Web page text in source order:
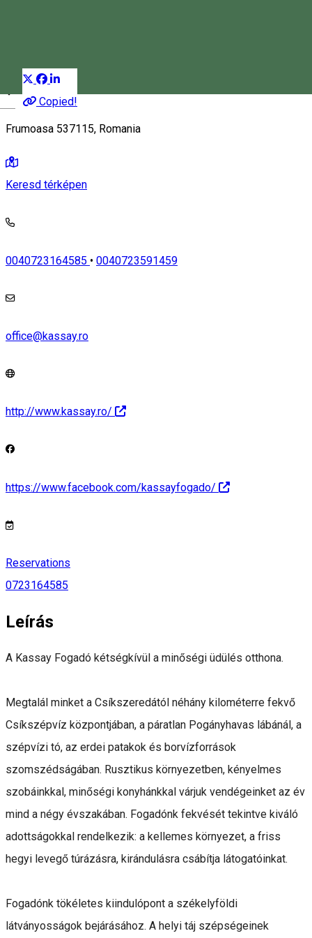
Magyar Copied!
Frumoasa 537115, Romania
Keresd térképen
0040723164585 • 0040723591459
office@kassay.ro
http://www.kassay.ro/
https://www.facebook.com/kassayfogado/
Reservations
0723164585
Leírás
A Kassay Fogadó kétségkívül a minőségi üdülés otthona.
Megtalál minket a Csíkszeredától néhány kilométerre fekvő
Csíkszépvíz központjában, a páratlan Pogányhavas lábánál, a
szépvízi tó, az erdei patakok és borvízforrások
szomszédságában. Rusztikus környezetben, kényelmes
szobáinkkal, minőségi konyhánkkal várjuk vendégeinket az év
mind a négy évszakában. Fogadónk fekvését tekintve kiváló
adottságokkal rendelkezik: a kellemes környezet, a friss
hegyi levegő túrázásra, kirándulásra csábítja látogatóinkat.
Fogadónk tökéletes kiindulópont a székelyföldi
látványosságok bejárásához. A helyi táj szépségeinek